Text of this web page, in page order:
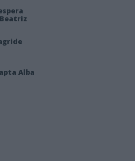
Alba